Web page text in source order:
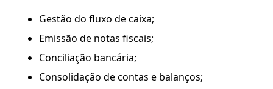
Gestão do fluxo de caixa;
Emissão de notas fiscais;
Conciliação bancária;
Consolidação de contas e balanços;